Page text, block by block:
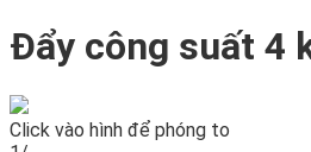
Đẩy công suất 4
Click vào hình để phóng to